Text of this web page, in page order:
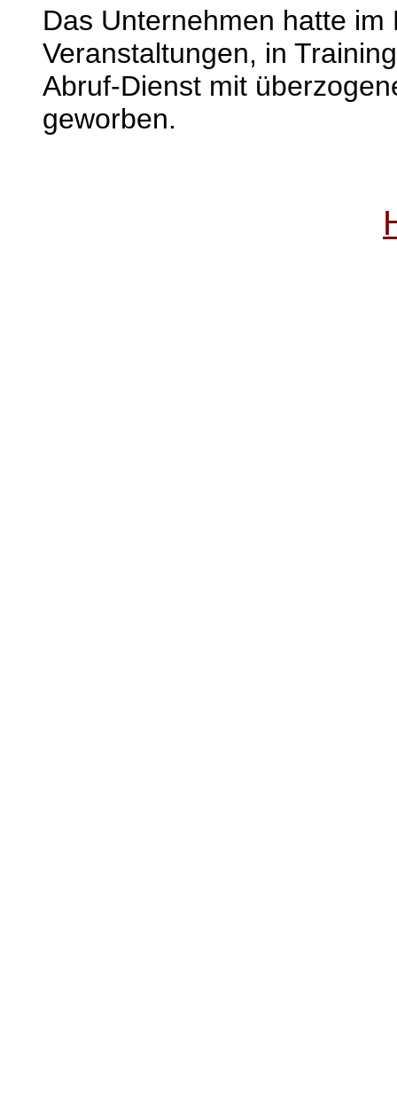
Das Unternehmen hatte
Veranstaltungen, in
Abruf-Dienst mit
geworben.